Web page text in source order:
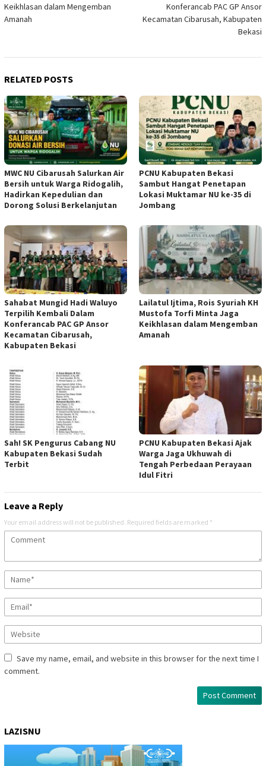
Keikhlasan dalam Mengemban
Amanah
Konferancab PAC GP Ansor
Kecamatan Cibarusah, Kabupaten
Bekasi
RELATED POSTS
MWC NU Cibarusah Salurkan Air
Bersih untuk Warga Ridogalih,
Hadirkan Kepedulian dan
Dorong Solusi Berkelanjutan
PCNU Kabupaten Bekasi
Sambut Hangat Penetapan
Lokasi Muktamar NU ke-35 di
Jombang
Sahabat Mungid Hadi Waluyo
Terpilih Kembali Dalam
Konferancab PAC GP Ansor
Kecamatan Cibarusah,
Kabupaten Bekasi
Lailatul Ijtima, Rois Syuriah KH
Mustofa Torfi Minta Jaga
Keikhlasan dalam Mengemban
Amanah
Sah! SK Pengurus Cabang NU
Kabupaten Bekasi Sudah
Terbit
PCNU Kabupaten Bekasi Ajak
Warga Jaga Ukhuwah di
Tengah Perbedaan Perayaan
Idul Fitri
Leave a Reply
Your email address will not be published. Required fields are marked *
Save my name, email, and website in this browser for the next time I
comment.
LAZISNU